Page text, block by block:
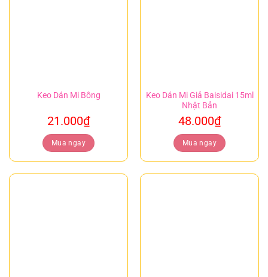
Keo Dán Mi Bông
21.000₫
Mua ngay
Keo Dán Mi Giả Baisidai 15ml
Nhật Bản
48.000₫
Mua ngay